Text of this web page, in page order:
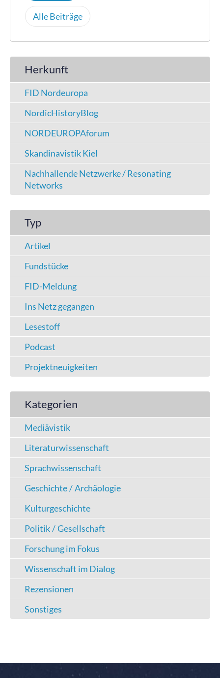
Alle Beiträge
Herkunft
FID Nordeuropa
NordicHistoryBlog
NORDEUROPAforum
Skandinavistik Kiel
Nachhallende Netzwerke / Resonating
Networks
Typ
Artikel
Fundstücke
FID-Meldung
Ins Netz gegangen
Lesestoff
Podcast
Projektneuigkeiten
Kategorien
Mediävistik
Literaturwissenschaft
Sprachwissenschaft
Geschichte / Archäologie
Kulturgeschichte
Politik / Gesellschaft
Forschung im Fokus
Wissenschaft im Dialog
Rezensionen
Sonstiges